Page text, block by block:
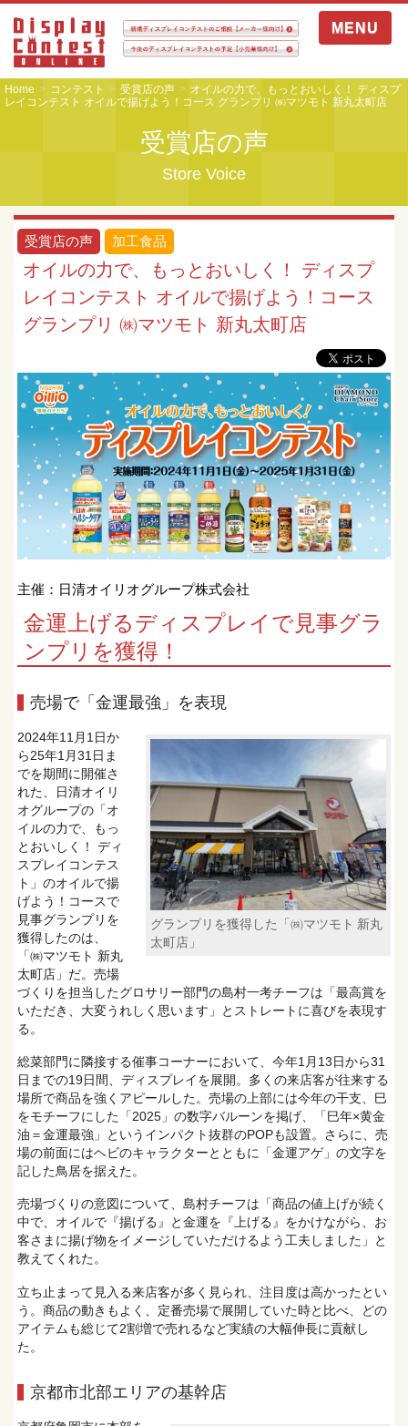
MENU
Home コンテスト 受賞店の声
オイルの力で、もっとおいしく！ ディスプ
レイコンテスト オイルで揚げよう！コース グランプリ ㈱マツモト 新丸太町店
受賞店の声
Store Voice
受賞店の声 加工食品
オイルの力で、もっとおいしく！ ディスプ
レイコンテスト オイルで揚げよう！コース
グランプリ ㈱マツモト 新丸太町店
主催：日清オイリオグループ株式会社
金運上げるディスプレイで見事グラ
ンプリを獲得！
売場で「金運最強」を表現
グランプリを獲得した「㈱マツモト 新丸
太町店」
2024年11月1日か
ら25年1月31日ま
でを期間に開催さ
れた、日清オイリ
オグループの「オ
イルの力で、もっ
とおいしく！ ディ
スプレイコンテス
ト」のオイルで揚
げよう！コースで
見事グランプリを
獲得したのは、
「㈱マツモト 新丸
太町店」だ。売場
づくりを担当したグロサリー部門の島村一考チーフは「最高賞を
いただき、大変うれしく思います」とストレートに喜びを表現す
る。
総菜部門に隣接する催事コーナーにおいて、今年1月13日から31
日までの19日間、ディスプレイを展開。多くの来店客が往来する
場所で商品を強くアピールした。売場の上部には今年の干支、巳
をモチーフにした「2025」の数字バルーンを掲げ、「巳年×黄金
油＝金運最強」というインパクト抜群のPOPも設置。さらに、売
場の前面にはヘビのキャラクターとともに「金運アゲ」の文字を
記した鳥居を据えた。
売場づくりの意図について、島村チーフは「商品の値上げが続く
中で、オイルで『揚げる』と金運を『上げる』をかけながら、お
客さまに揚げ物をイメージしていただけるよう工夫しました」と
教えてくれた。
立ち止まって見入る来店客が多く見られ、注目度は高かったとい
う。商品の動きもよく、定番売場で展開していた時と比べ、どの
アイテムも総じて2割増で売れるなど実績の大幅伸長に貢献し
た。
京都市北部エリアの基幹店